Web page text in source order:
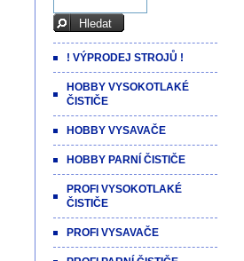
! VÝPRODEJ STROJŮ !
HOBBY VYSOKOTLAKÉ
ČISTIČE
HOBBY VYSAVAČE
HOBBY PARNÍ ČISTIČE
PROFI VYSOKOTLAKÉ
ČISTIČE
PROFI VYSAVAČE